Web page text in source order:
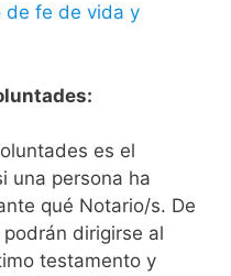
de fe de vida y
es el
una persona ha
qué Notario/s. De
dirigirse al
testamento y